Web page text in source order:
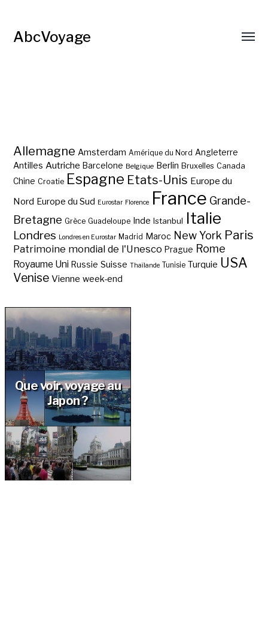
AbcVoyage
Allemagne Amsterdam Amérique du Nord Angleterre
Antilles Autriche Barcelone Belgique Berlin Bruxelles Canada
Chine Croatie Espagne Etats-Unis Europe du
Nord Europe du Sud Eurostar Florence France Grande-
Bretagne Grèce Guadeloupe Inde Istanbul Italie
Londres Londres en Eurostar Madrid Maroc New York Paris
Patrimoine mondial de l'Unesco Prague Rome
Royaume Uni Russie Suisse Thaïlande Tunisie Turquie USA
Venise Vienne week-end
Que voir, voyage au
Japon ?